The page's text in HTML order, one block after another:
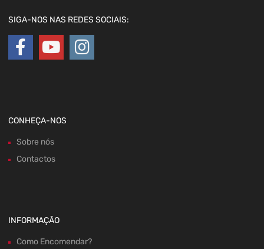
SIGA-NOS NAS REDES SOCIAIS:
CONHEÇA-NOS
Sobre nós
Contactos
INFORMAÇÃO
Como Encomendar?